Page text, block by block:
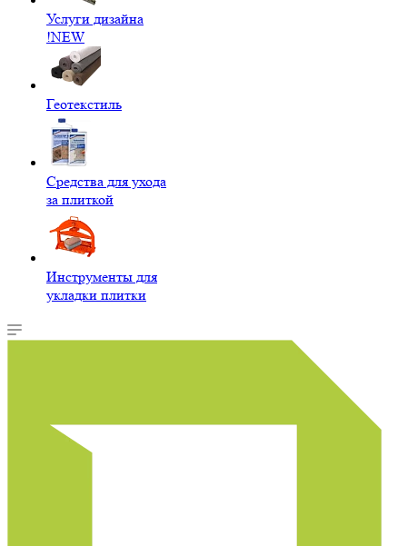
Услуги дизайна
!NEW
Геотекстиль
Средства для ухода
за плиткой
Инструменты для
укладки плитки